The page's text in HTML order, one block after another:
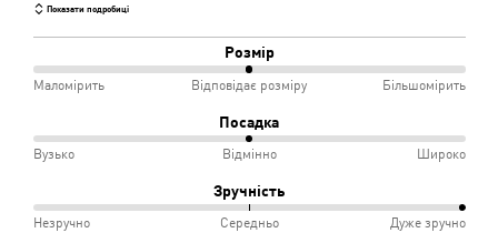
Показати подробиці
Розмір
50%
Маломірить
розміру
Маломірить Відповідає розміру Більшомірить
Посадка
50%
Вузько
Вузько Відмінно Широко
Зручність
100%
Незручно Середньо Дуже зручно